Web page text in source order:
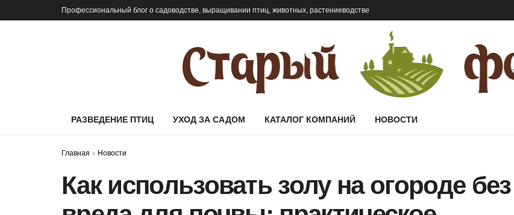
Профессиональный блог о садоводстве, выращивании птиц, животных, растениеводстве
РАЗВЕДЕНИЕ ПТИЦ УХОД ЗА САДОМ КАТАЛОГ КОМПАНИЙ НОВОСТИ
Главная » Новости
Как использовать золу на огороде без